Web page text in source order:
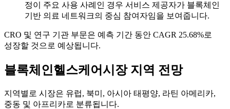
정이 주요 사용 사례인 경우 서비스 제공자가 블록체인
기반 의료 네트워크의 중심 참여자임을 보여줍니다.
CRO 및 연구 기관 부문은 예측 기간 동안 CAGR 25.68%로
성장할 것으로 예상됩니다.
블록체인헬스케어시장 지역 전망
지역별로 시장은 유럽, 북미, 아시아 태평양, 라틴 아메리카,
중동 및 아프리카로 분류됩니다.